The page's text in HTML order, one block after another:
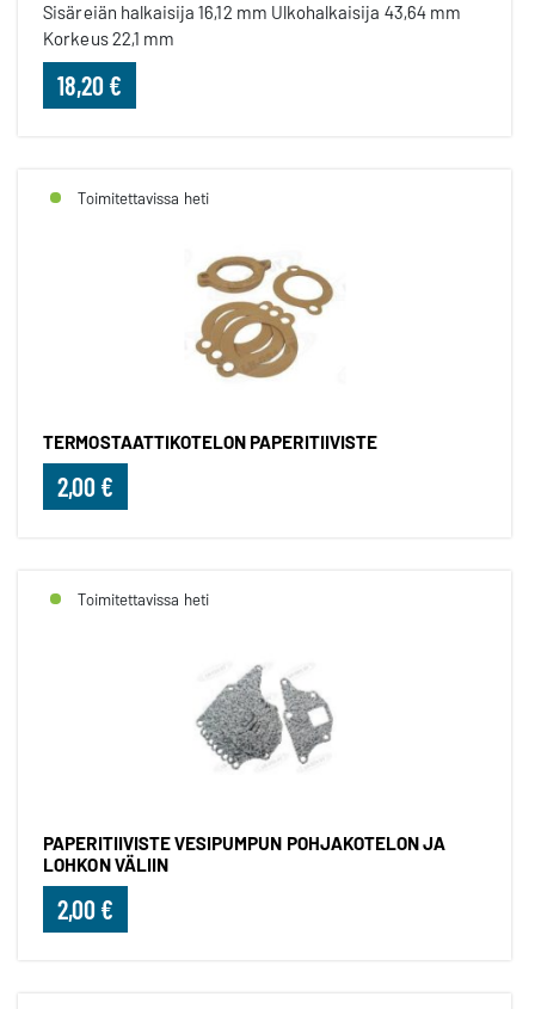
Sisäreiän halkaisija 16,12 mm Ulkohalkaisija 43,64 mm
Korkeus 22,1 mm
18,20 €
Toimitettavissa heti
TERMOSTAATTIKOTELON PAPERITIIVISTE
2,00 €
Toimitettavissa heti
PAPERITIIVISTE VESIPUMPUN POHJAKOTELON JA
LOHKON VÄLIIN
2,00 €